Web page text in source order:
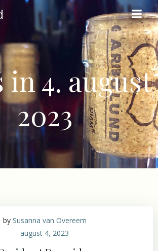
Videre
til
indhold
in 4. august
2023
by Susanna van Overeem
august 4, 2023